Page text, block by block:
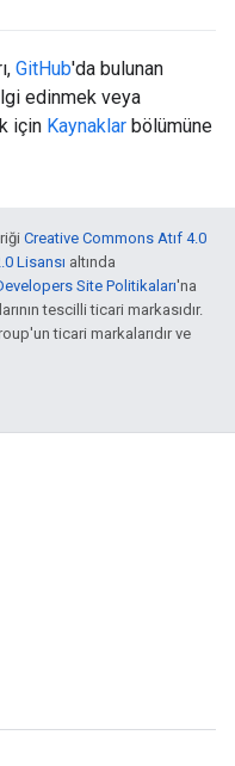
GitHub'da bulunan
edinmek veya
için Kaynaklar bölümüne
Creative Commons Atıf 4.0
Lisansı altında
Site Politikaları'na
tescilli ticari markasıdır.
ticari markalarıdır ve